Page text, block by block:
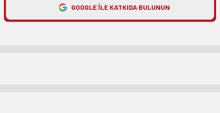
GOOGLE ILE KATKIDA BULUNUN